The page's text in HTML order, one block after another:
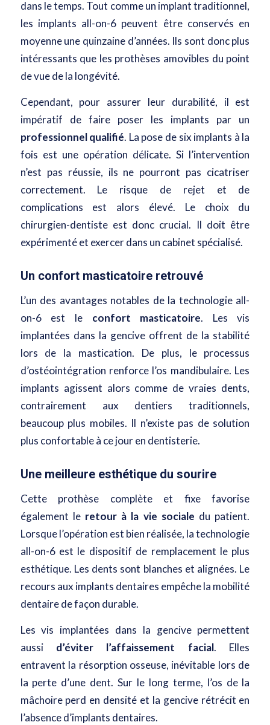
dans le temps. Tout comme un implant traditionnel,
les implants all-on-6 peuvent être conservés en
moyenne une quinzaine d’années. Ils sont donc plus
intéressants que les prothèses amovibles du point
de vue de la longévité.
Cependant, pour assurer leur durabilité, il est
impératif de faire poser les implants par un
professionnel qualifié. La pose de six implants à la
fois est une opération délicate. Si l’intervention
n’est pas réussie, ils ne pourront pas cicatriser
correctement. Le risque de rejet et de
complications est alors élevé. Le choix du
chirurgien-dentiste est donc crucial. Il doit être
expérimenté et exercer dans un cabinet spécialisé.
Un confort masticatoire retrouvé
L’un des avantages notables de la technologie all-
on-6 est le confort masticatoire. Les vis
implantées dans la gencive offrent de la stabilité
lors de la mastication. De plus, le processus
d’ostéointégration renforce l’os mandibulaire. Les
implants agissent alors comme de vraies dents,
contrairement aux dentiers traditionnels,
beaucoup plus mobiles. Il n’existe pas de solution
plus confortable à ce jour en dentisterie.
Une meilleure esthétique du sourire
Cette prothèse complète et fixe favorise
également le retour à la vie sociale du patient.
Lorsque l’opération est bien réalisée, la technologie
all-on-6 est le dispositif de remplacement le plus
esthétique. Les dents sont blanches et alignées. Le
recours aux implants dentaires empêche la mobilité
dentaire de façon durable.
Les vis implantées dans la gencive permettent
aussi d’éviter l’affaissement facial. Elles
entravent la résorption osseuse, inévitable lors de
la perte d’une dent. Sur le long terme, l’os de la
mâchoire perd en densité et la gencive rétrécit en
l’absence d’implants dentaires.